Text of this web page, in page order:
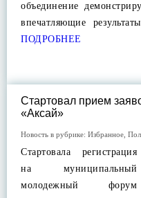
объединение
впечатляющие
ПОДРОБНЕЕ
Стартовал прием
«Аксай»
Новость в рубрике: Избранное
Стартовала регистрация
на муниципальный
молодежный форум